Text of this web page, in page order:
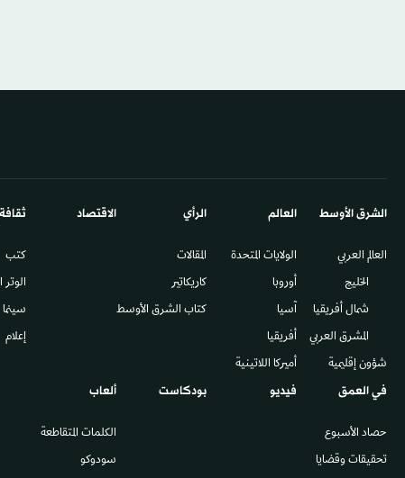
الشرق الأوسط​
العالم العربي
الخليج
شمال أفريقيا
المشرق العربي
شؤون إقليمية
العالم
الولايات المتحدة
أوروبا
آسيا
أفريقيا
أميركا اللاتينية
الرأي
المقالات
كاريكاتير
كتاب الشرق الأوسط
الاقتصاد
كتب
سينما
إعلام
في العمق
حصاد الأسبوع
تحقيقات وقضايا
فيديو بودكاست ألعاب
الكلمات المتقاطعة
سودوكو